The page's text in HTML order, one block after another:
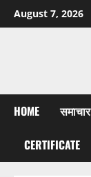
Skip
to
August 7, 2026
HOME समाचार
CERTIFICATE